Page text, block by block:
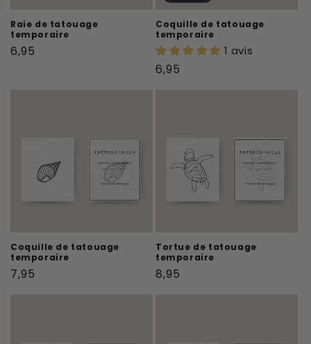
Raie de tatouage
temporaire
Prix
6,95
Coquille de tatouage
temporaire
1 avis
Prix
6,95
Coquille de tatouage
temporaire
Prix
7,95
Tortue de tatouage
temporaire
Prix
8,95